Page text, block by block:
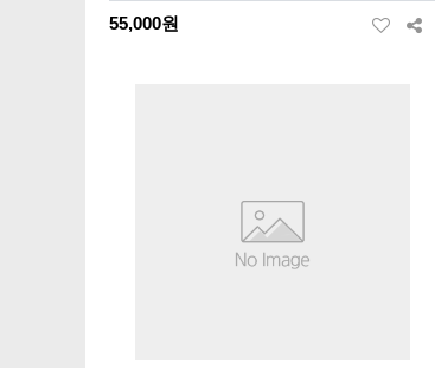
55,000원